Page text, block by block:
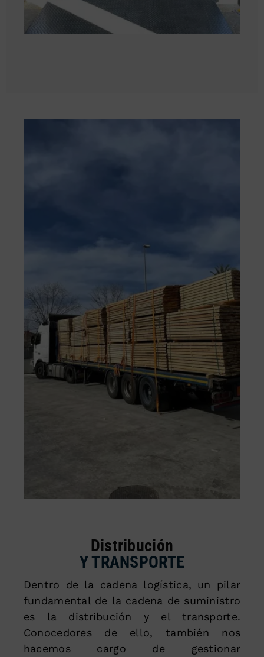
Distribución
Y TRANSPORTE
Dentro de la cadena logística, un pilar
fundamental de la cadena de suministro
es la distribución y el transporte.
Conocedores de ello, también nos
hacemos cargo de gestionar